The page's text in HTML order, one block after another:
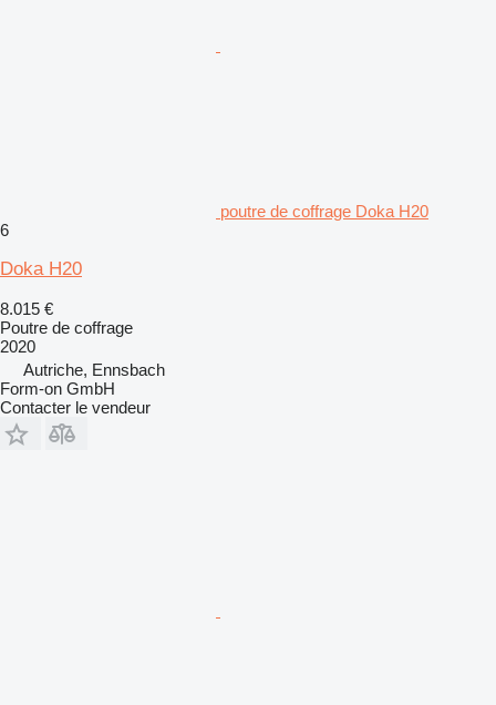
poutre de coffrage Doka H20
6
Doka H20
8.015 €
Poutre de coffrage
2020
Autriche, Ennsbach
Form-on GmbH
Contacter le vendeur